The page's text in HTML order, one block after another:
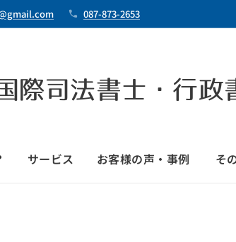
087-873-2653
司法書士・行政
サービス お客様の声・事例 そ